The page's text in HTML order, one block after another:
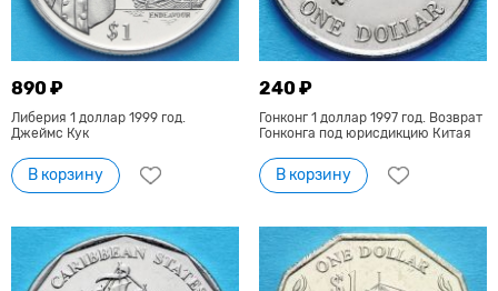
890 ₽
Либерия 1 доллар 1999 год.
Джеймс Кук
В корзину
240 ₽
Гонконг 1 доллар 1997 год. Возврат
Гонконга под юрисдикцию Китая
В корзину